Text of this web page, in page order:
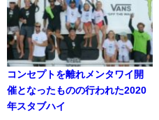
コンセプトを離れメンタワイ開
催となったものの行われた2020
年スタブハイ